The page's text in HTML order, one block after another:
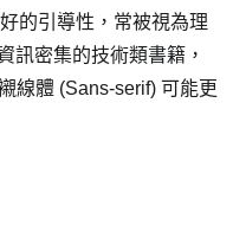
的引導性，常被視為理
訊密集的技術類書籍，
線體 (Sans-serif) 可能更